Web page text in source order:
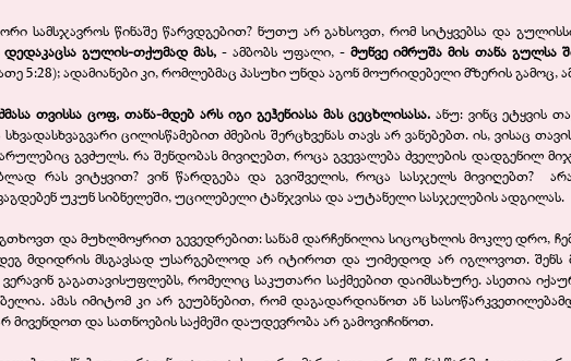
სამსჯავროს წინაშე წარვდგებით? ნუთუ არ გახსოვთ, რომ სიტყვებსა და
გულის-თქუმად მას, - ამბობს უფალი, - მუნვე იმრუშა მის თანა გულსა
5:28); ადამიანები კი, რომლებმაც პასუხი უნდა აგონ მოურიდებელი მზერის გამოც,
თვისსა ცოფ, თანა-მდებ არს იგი გეჰენიასა მას ცეცხლისასა. ანუ: ვინც ეტყვის
ცილისწამებით ძმების შერცხვენას თავს არ ვანებებთ. ის, ვისაც
გვძულს. რა შენდობას მივიღებთ, როცა გვევალება ძველების დადგენილ
რას ვიტყვით? ვინ წარდგება და გვიშველის, როცა სასჯელს მივიღებთ?
უკუნ სიბნელეში, უცილებელი ტანჯვისა და აუტანელი სასჯელების ადგილას.
და მუხლმოყრით გევედრებით: სანამ დარჩენილია სიცოცხლის მოკლე დრო,
მდიდრის მსგავსად უსარგებლოდ არ იტიროთ და უიმედოდ არ იგლოვოთ. შენს
ვერავინ გაგათავისუფლებს, რომელიც საკუთარი საქმეებით დაიმსახურე. ასეთია
ამას იმიტომ კი არ გეუბნებით, რომ დაგადარდიანოთ ან
მივენდოთ და სათნოების საქმეში დაუდევრობა არ გამოვიჩინოთ.